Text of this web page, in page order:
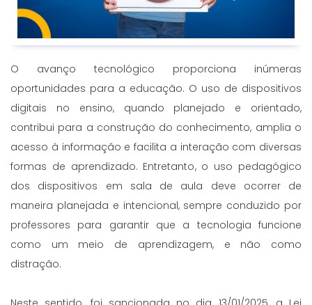
O avanço tecnológico proporciona inúmeras
oportunidades para a educação. O uso de dispositivos
digitais no ensino, quando planejado e orientado,
contribui para a construção do conhecimento, amplia o
acesso à informação e facilita a interação com diversas
formas de aprendizado. Entretanto, o uso pedagógico
dos dispositivos em sala de aula deve ocorrer de
maneira planejada e intencional, sempre conduzido por
professores para garantir que a tecnologia funcione
como um meio de aprendizagem, e não como
distração.